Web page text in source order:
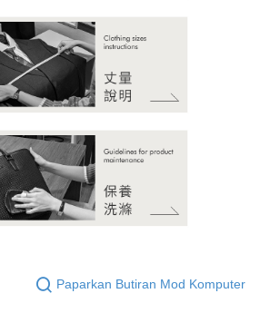
Paparkan Butiran Mod Komputer